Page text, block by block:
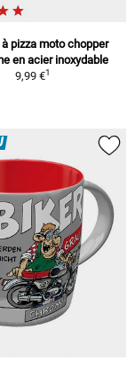
pizza moto chopper
en acier inoxydable
9,99 €1